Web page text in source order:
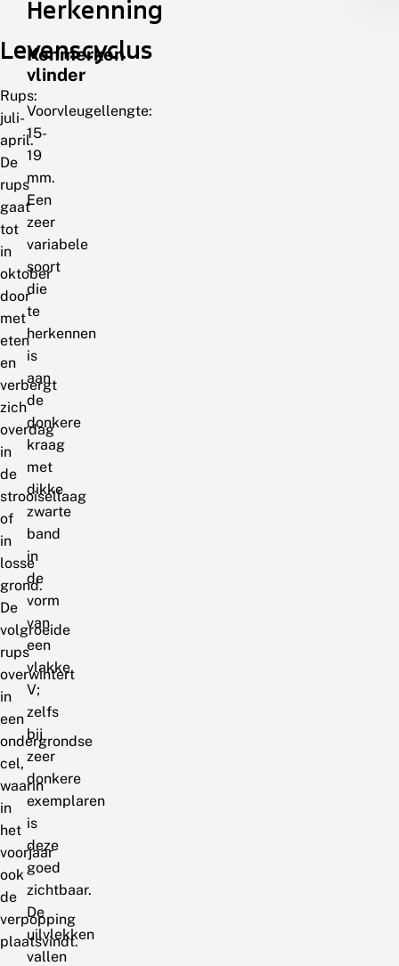
Levenscyclus
Rups:
juli-
april.
De
rups
gaat
tot
in
oktober
door
met
eten
en
verbergt
zich
overdag
in
de
strooisellaag
of
in
losse
grond.
De
volgroeide
rups
overwintert
in
een
ondergrondse
cel,
waarin
in
het
voorjaar
ook
de
verpopping
plaatsvindt.
Herkenning
Kenmerken
vlinder
Voorvleugellengte:
15-
19
mm.
Een
zeer
variabele
soort
die
te
herkennen
is
aan
de
donkere
kraag
met
dikke
zwarte
band
in
de
vorm
van
een
vlakke
V;
zelfs
bij
zeer
donkere
exemplaren
is
deze
goed
zichtbaar.
De
uilvlekken
vallen